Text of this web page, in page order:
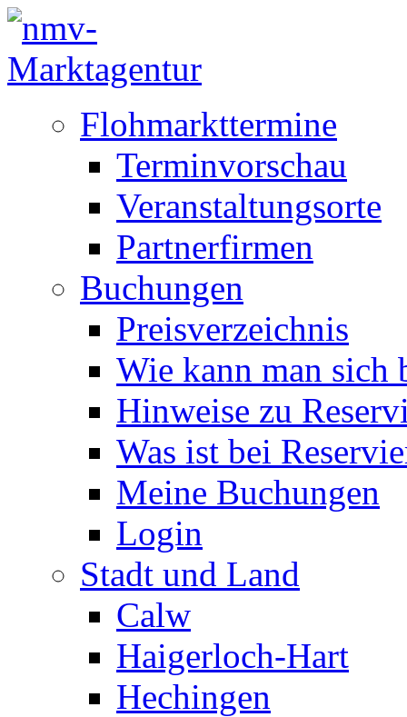
Flohmarkttermine
Terminvorschau
Veranstaltungsorte
Partnerfirmen
Buchungen
Preisverzeichnis
Wie kann man sich
Hinweise zu
Was ist bei
Meine Buchungen
Login
Stadt und Land
Calw
Haigerloch-Hart
Hechingen